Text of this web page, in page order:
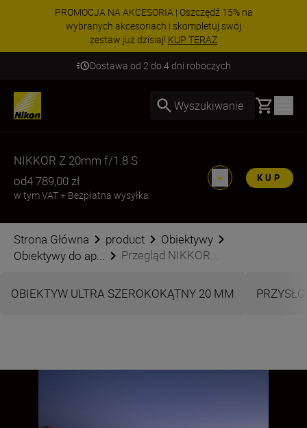
PROMOCJA NA AKCESORIA | Oszczędź 15% na
wybranych akcesoriach i skompletuj swój
zestaw już dzisiaj! KUP TERAZ
Dostawa od 2 do 4 dni roboczych
Wyszukiwanie Basket
NIKKOR Z 20mm f/1.8 S
od4 789,00 zł
w tym VAT+ Bezpłatna wysyłka
KUP
Strona Główna product
Obiektywy
Obiektywy do ap...
Przegląd NIKKOR...
OBIEKTYW ULTRA SZEROKOKĄTNY 20 MM